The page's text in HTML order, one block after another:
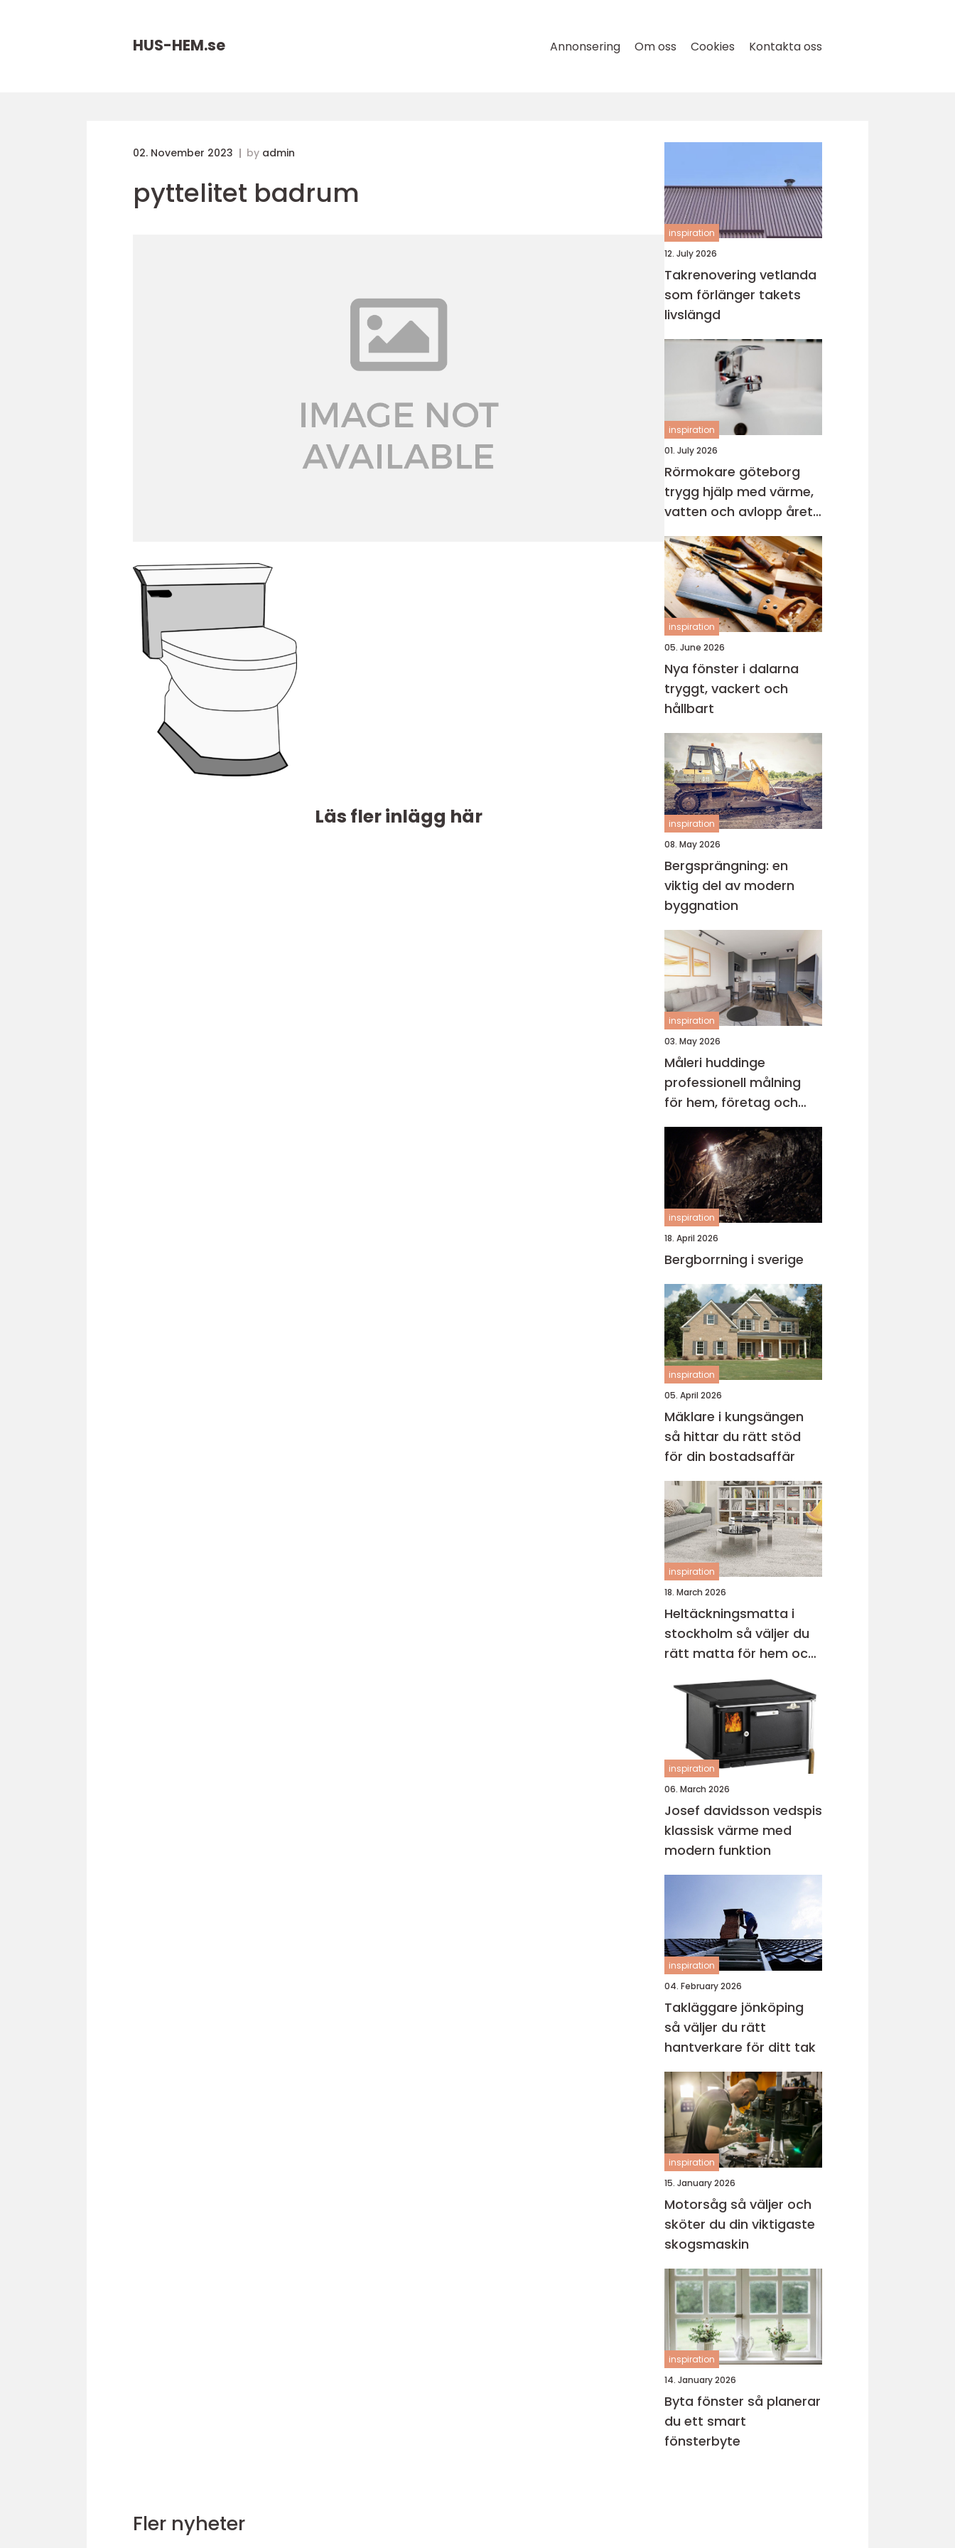
HUS-HEM.se Annonsering Om oss Cookies Kontakta oss
02. November 2023 by admin
pyttelitet badrum
Läs fler inlägg här
inspiration
12. July 2026
Takrenovering vetlanda
som förlänger takets
livslängd
inspiration
01. July 2026
Rörmokare göteborg
trygg hjälp med värme,
vatten och avlopp året
runt
inspiration
05. June 2026
Nya fönster i dalarna
tryggt, vackert och
hållbart
inspiration
08. May 2026
Bergsprängning: en
viktig del av modern
byggnation
inspiration
03. May 2026
Måleri huddinge
professionell målning
för hem, företag och
föreningar
inspiration
18. April 2026
Bergborrning i sverige
inspiration
05. April 2026
Mäklare i kungsängen
så hittar du rätt stöd
för din bostadsaffär
inspiration
18. March 2026
Heltäckningsmatta i
stockholm så väljer du
rätt matta för hem och
inspiration
06. March 2026
Josef davidsson vedspis
klassisk värme med
modern funktion
inspiration
04. February 2026
Takläggare jönköping
så väljer du rätt
hantverkare för ditt tak
inspiration
15. January 2026
Motorsåg så väljer och
sköter du din viktigaste
skogsmaskin
inspiration
14. January 2026
Byta fönster så planerar
du ett smart
fönsterbyte
Fler nyheter